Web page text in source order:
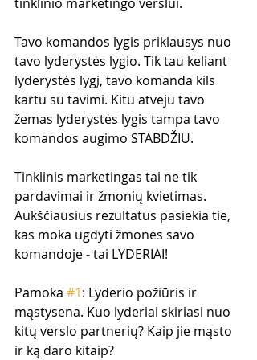
Tavo komandos lygis priklausys nuo
tavo lyderystės lygio. Tik tau keliant
lyderystės lygį, tavo komanda kils
kartu su tavimi. Kitu atveju tavo
žemas lyderystės lygis tampa tavo
komandos augimo STABDŽIU.
Tinklinis marketingas tai ne tik
pardavimai ir žmonių kvietimas.
Aukščiausius rezultatus pasiekia tie,
kas moka ugdyti žmones savo
komandoje - tai LYDERIAI!
Pamoka #1: Lyderio požiūris ir
mąstysena. Kuo lyderiai skiriasi nuo
kitų verslo partnerių? Kaip jie mąsto
ir ką daro kitaip?